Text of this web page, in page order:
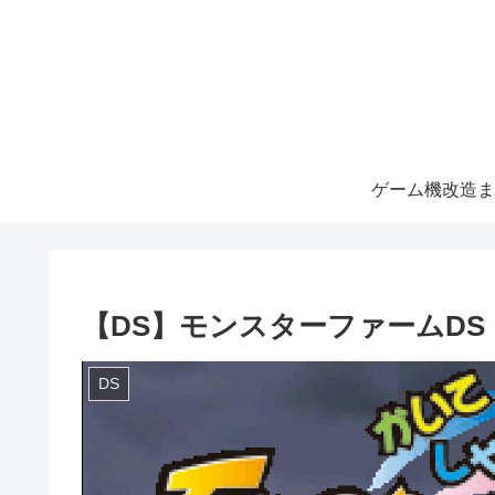
ゲーム機改造
【DS】モンスターファーム
DS